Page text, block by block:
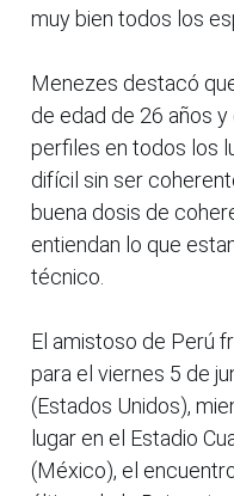
muy bien todos los
Menezes destacó
de edad de 26 años
perfiles en todos los
difícil sin ser
buena dosis de
entiendan lo que
técnico.
El amistoso de Perú
para el viernes 5 de
(Estados Unidos),
lugar en el Estadio
(México), el